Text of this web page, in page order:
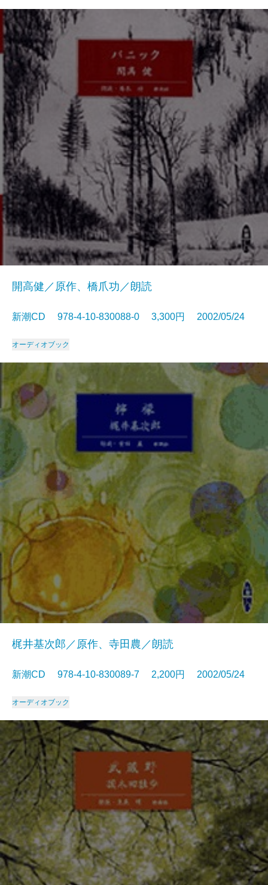
開高健／原作、橋爪功／朗読
新潮CD 978-4-10-830088-0 3,300円 2002/05/24
オーディオブック
梶井基次郎／原作、寺田農／朗読
新潮CD 978-4-10-830089-7 2,200円 2002/05/24
オーディオブック